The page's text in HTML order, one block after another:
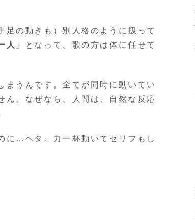
足の動きも）別人格のように扱って
人」
となって、歌の方は体に任せて
まうんです。全てが同時に動いてい
ん。なぜなら、人間は、自然な反応
に…ヘタ。力一杯動いてセリフもし